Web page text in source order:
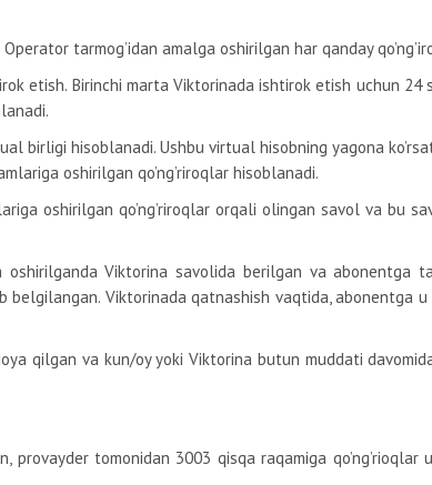
tarmog’idan amalga oshirilgan har qanday
etish. Birinchi marta Viktorinada ishtirok etish uchun 24
birligi hisoblanadi. Ushbu virtual hisobning yagona
oshirilgan qo’ng’riroqlar hisoblanadi.
oshirilgan qo’ng’riroqlar orqali olingan savol va bu
oshirilganda Viktorina savolida berilgan va abonentga
Viktorinada qatnashish vaqtida, abonentga u
qilgan va kun/oy yoki Viktorina butun muddati
tomonidan 3003 qisqa raqamiga qo’ng’rioqlar